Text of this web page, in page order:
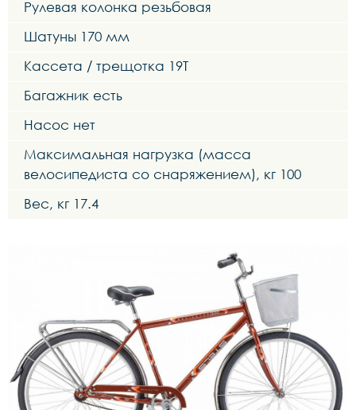
Рулевая колонка резьбовая
Шатуны 170 мм
Кассета / трещотка 19T
Багажник есть
Насос нет
Максимальная нагрузка (масса
велосипедиста со снаряжением), кг 100
Вес, кг 17.4